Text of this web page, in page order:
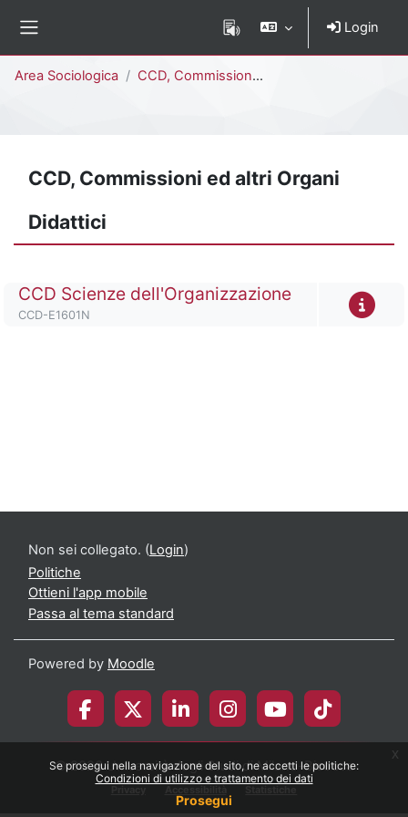
Se prosegui nella navigazione del sito, ne accetti le politiche:
Condizioni di utilizzo e trattamento dei dati
Prosegui
x
Login
Area Sociologica CCD, Commissioni ed altri Organi Didattici
CCD, Commissioni ed altri Organi
Didattici
Titolo del corso
CCD Scienze dell'Organizzazione
Codice identificativo del corso
CCD-E1601N
Non sei collegato. (Login)
Politiche
Ottieni l'app mobile
Passa al tema standard
Powered by Moodle
© 2026 Università degli Studi di Milano-Bicocca